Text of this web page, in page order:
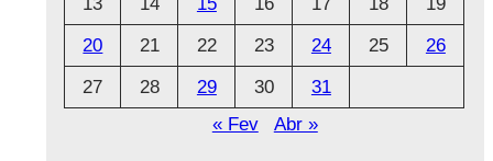
13
14 15 16 17 18
19
20
21 22 23 24 25
26
27
28 29 30
31
« Fev
Abr »